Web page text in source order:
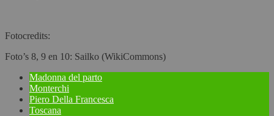
Fotocredits:
Foto’s 8, 9 en 10: Sailko (WikiCommons)
Madonna del parto
Monterchi
Piero Della Francesca
Toscana